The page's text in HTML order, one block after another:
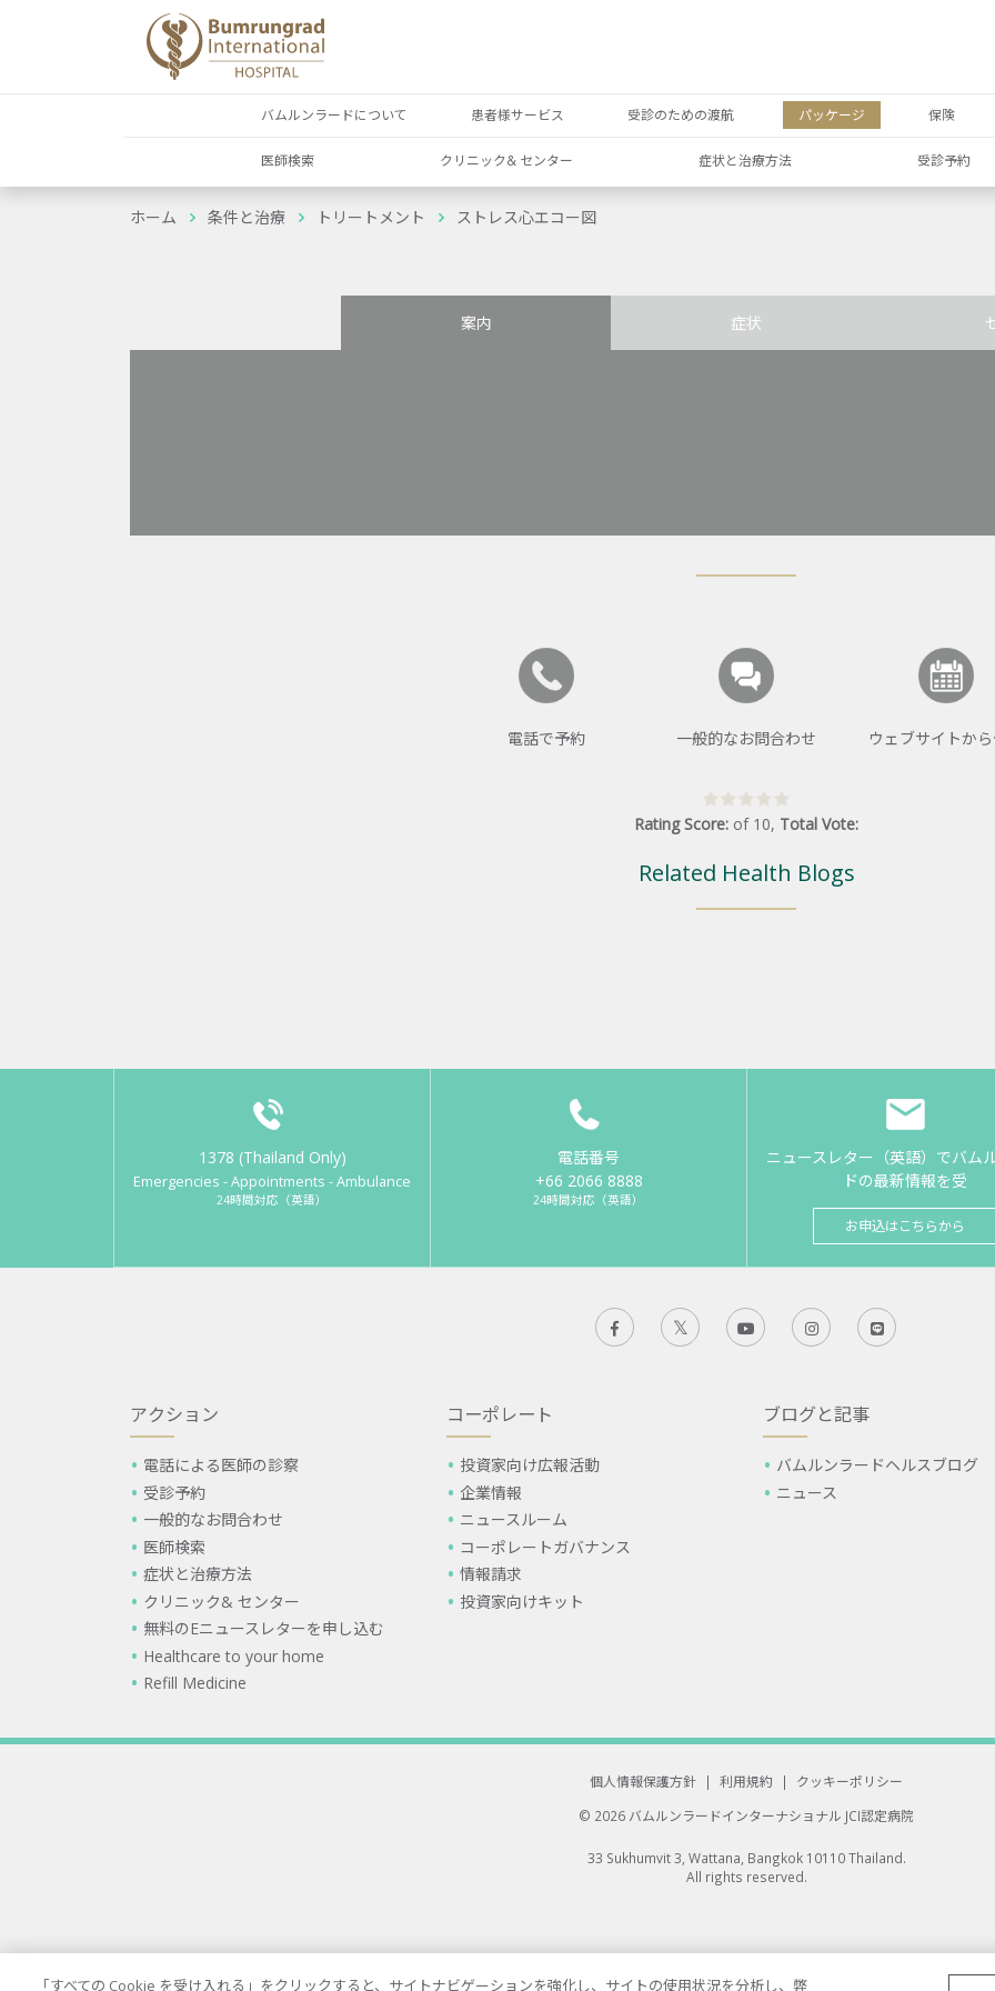
バムルンラードについて 患者様サービス 受診のための渡航 パッケージ 保険
医師検索 クリニック& センター 症状と治療方法 受診予約
ホーム 条件と治療 トリートメント ストレス心エコー図
案内 症状
電話で予約 一般的なお問合わせ ウェブサイトか
Rating Score: of 10, Total Vote:
Related Health Blogs
1378 (Thailand Only)
Emergencies - Appointments - Ambulance
24時間対応（英語）
電話番号
+66 2066 8888
24時間対応（英語）
ニュースレター（英語）でバム
ドの最新情報を受
お申込はこちらから
アクション
電話による医師の診察
受診予約
一般的なお問合わせ
医師検索
症状と治療方法
クリニック& センター
無料のEニュースレターを申し込む
Healthcare to your home
Refill Medicine
コーポレート
投資家向け広報活動
企業情報
ニュースルーム
コーポレートガバナンス
情報請求
投資家向けキット
ブログと記事
バムルンラードヘルスブログ
ニュース
個人情報保護方針 | 利用規約 |
クッキーポリシー
© 2026 バムルンラードインターナショナル JCI認定病院
33 Sukhumvit 3, Wattana, Bangkok 10110 Thailand.
All rights reserved.
「すべての Cookie を受け入れる」をクリックすると、サイトナビゲーションを強化し、サイトの使用状況を分析し、弊